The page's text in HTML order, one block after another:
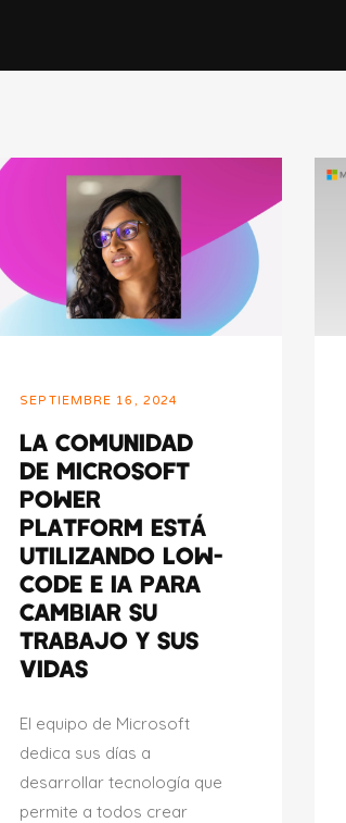
SEPTIEMBRE 16, 2024
LA COMUNIDAD
DE MICROSOFT
POWER
PLATFORM ESTÁ
UTILIZANDO LOW-
CODE E IA PARA
CAMBIAR SU
TRABAJO Y SUS
VIDAS
El equipo de Microsoft
dedica sus días a
desarrollar tecnología que
permite a todos crear